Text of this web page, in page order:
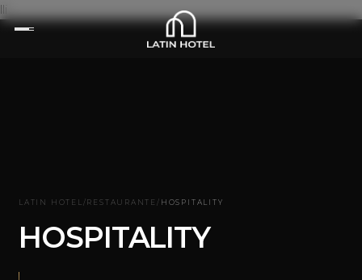
lli
LATIN HOTEL /RESTAURANTE/ HOSPITALITY
HOSPITALITY